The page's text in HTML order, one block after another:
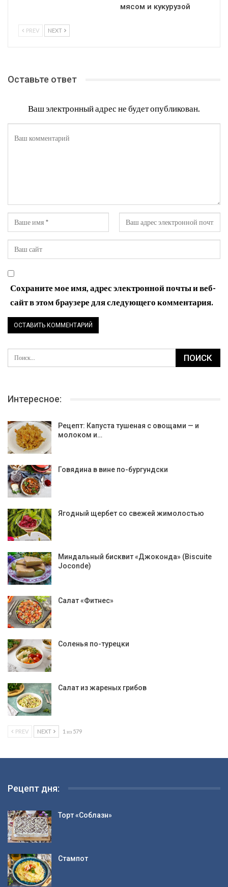
мясом и кукурузой
PREV NEXT
Оставьте ответ
Ваш электронный адрес не будет опубликован.
Сохраните мое имя, адрес электронной почты и веб-
сайт в этом браузере для следующего комментария.
Интересное:
Рецепт: Капуста тушеная с овощами — и
молоком и…
Говядина в вине по-бургундски
Ягодный щербет со свежей жимолостью
Миндальный бисквит «Джоконда» (Biscuite
Joconde)
Салат «Фитнес»
Соленья по-турецки
Салат из жареных грибов
PREV NEXT 1 из 579
Рецепт дня:
Торт «Соблазн»
Стампот